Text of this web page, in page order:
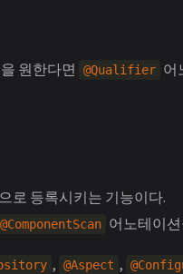
원한다면 @Qualifier 어
로 등록시키는 기능이다.
@ComponentScan 어노테이
, @Aspect ,